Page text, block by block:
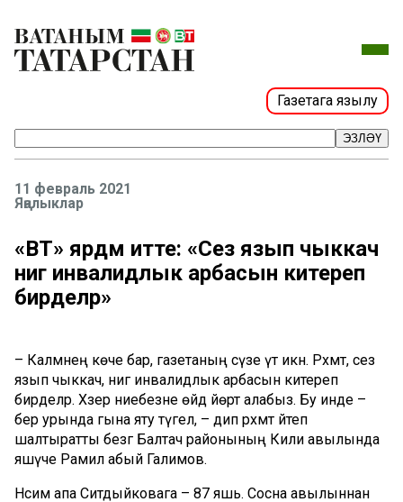
Газетага язылу
ЭЗЛӘҮ
11 февраль 2021
Яңалыклар
«ВТ» ярдәм итте: «Сез язып чыккач
әнигә инвалидлык арбасын китереп
бирделәр»
– Каләмнең көче бар, газетаның сүзе үтә икән. Рәхмәт, сез
язып чыккач, әнигә инвалидлык арбасын китереп
бирделәр. Хәзер әниебезне өйдә йөртә алабыз. Бу инде –
бер урында гына яту түгел, – дип рәхмәт әйтеп
шалтыратты безгә Балтач районының Кили авылында
яшәүче Рамил абый Галимов.
Нәсимә апа Ситдыйковага – 87 яшь. Сосна авылыннан